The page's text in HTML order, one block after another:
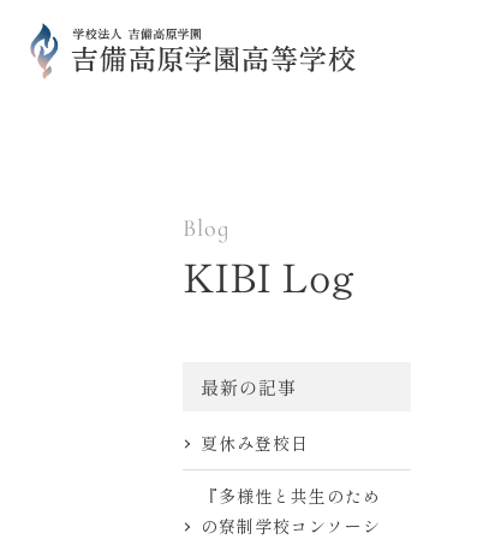
Blog
KIBI Log
最新の記事
夏休み登校日
『多様性と共生のため
の寮制学校コンソーシ